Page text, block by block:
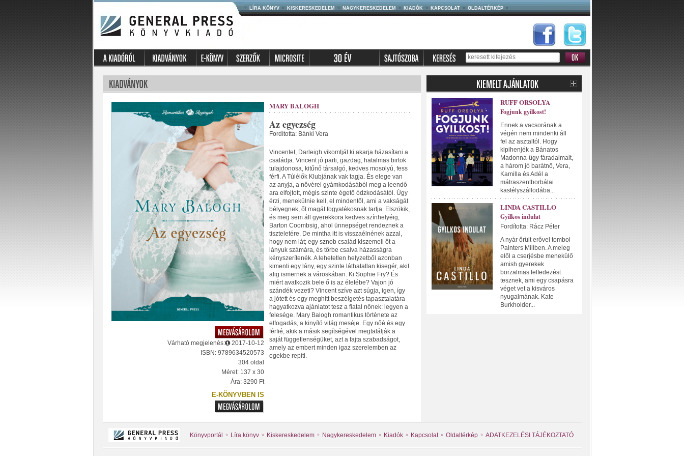
LÍRA KÖNYV KISKERESKEDELEM NAGYKERESKEDELEM KIADÓK KAPCSOLAT OLDALTÉRKÉP
Várható megjelenés:
2017-10-12
ISBN: 9789634520573
304 oldal
Méret: 137 x 30
Ára: 3290 Ft
E-KÖNYVBEN IS
MARY BALOGH
Az egyezség
Fordította: Bánki Vera
Vincentet, Darleigh vikomtját ki akarja házasítani a
családja. Vincent jó parti, gazdag, hatalmas birtok
tulajdonosa, kitűnő társalgó, kedves mosolyú, fess
férfi. A Túlélők Klubjának vak tagja. És elege van
az anyja, a nővérei gyámkodásából meg a leendő
ara elfojtott, mégis szinte égető ódzkodásától. Úgy
érzi, menekülnie kell, el mindentől, ami a vakságát
bélyegnek, őt magát fogyatékosnak tartja. Elszökik,
és meg sem áll gyerekkora kedves színhelyéig,
Barton Coombsig, ahol ünnepséget rendeznek a
tiszteletére. De mintha itt is visszaélnének azzal,
hogy nem lát; egy sznob család kiszemeli őt a
lányuk számára, és tőrbe csalva házasságra
kényszerítenék. A lehetetlen helyzetből azonban
kimenti egy lány, egy szinte láthatatlan kisegér, akit
alig ismernek a városkában. Ki Sophie Fry? És
miért avatkozik bele ő is az életébe? Vajon jó
szándék vezeti? Vincent szíve azt súgja, igen, így
a jótett és egy meghitt beszélgetés tapasztalatára
hagyatkozva ajánlatot tesz a fiatal nőnek: legyen a
felesége. Mary Balogh romantikus története az
elfogadás, a kinyíló világ meséje. Egy nőé és egy
férfié, akik a másik segítségével megtalálják a
saját függetlenségüket, azt a fajta szabadságot,
amely az embert minden igaz szerelemben az
egekbe repíti.
RUFF ORSOLYA
Fogjunk gyilkost!
Ennek a vacsorának a
végén nem mindenki áll
fel az asztaltól. Hogy
kipihenjék a Bánatos
Madonna-ügy fáradalmait,
a három jó barátnő, Vera,
Kamilla és Adél a
mátraszentborbálai
kastélyszállodába...
LINDA CASTILLO
Gyilkos indulat
Fordította: Rácz Péter
A nyár őrült erővel tombol
Painters Millben. A meleg
elől a cserjésbe menekülő
amish gyerekek
borzalmas felfedezést
tesznek, ami egy csapásra
véget vet a kisváros
nyugalmának. Kate
Burkholder...
Könyvportál Líra könyv Kiskereskedelem Nagykereskedelem Kiadók Kapcsolat Oldaltérkép ADATKEZELÉSI TÁJÉKOZTATÓ